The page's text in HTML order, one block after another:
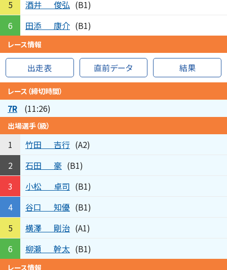
5 酒井 俊弘 (B1)
6
田添 康介 (B1)
レース情報
出走表 直前データ 結果
レース（締切時間）
7R (11:26)
出場選手（級）
1 竹田 吉行 (A2)
2
石田 豪 (B1)
3
小松 卓司 (B1)
4
谷口 知優 (B1)
5
横澤 剛治 (A1)
6
柳瀬 幹太 (B1)
レース情報